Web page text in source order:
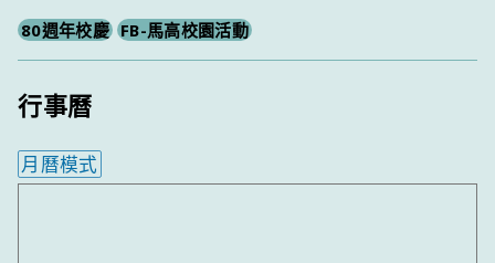
80週年校慶 FB-馬高校園活動
行事曆
月曆模式